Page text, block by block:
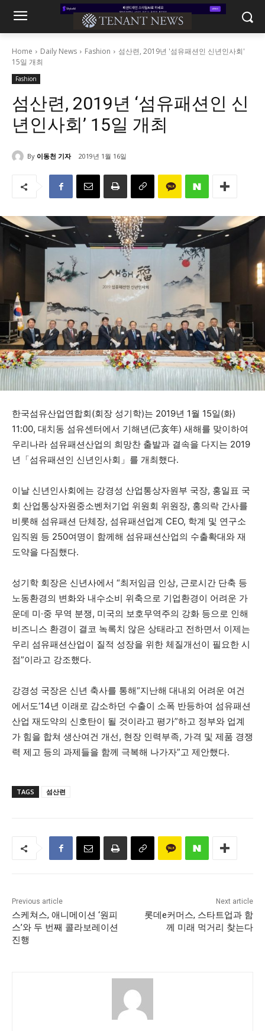
Home Daily News Fashion
섬산련, 2019년 '섬유패션인 신년인사회'
15일 개최
Fashion
섬산련, 2019년 ‘섬유패션인 신
년인사회’ 15일 개최
By 이동천 기자 2019년 1월 16일
한국섬유산업연합회(회장 성기학)는 2019년 1월 15일(화)
11:00, 대치동 섬유센터에서 기해년(己亥年) 새해를 맞이하여
우리나라 섬유패션산업의 희망찬 출발과 결속을 다지는 2019
년「섬유패션인 신년인사회」를 개최했다.
이날 신년인사회에는 강경성 산업통상자원부 국장, 홍일표 국
회 산업통상자원중소벤처기업 위원회 위원장, 홍의락 간사를
비롯해 섬유패션 단체장, 섬유패션업계 CEO, 학계 및 연구소
임직원 등 250여명이 함께해 섬유패션산업의 수출확대와 재
도약을 다짐했다.
성기학 회장은 신년사에서 “최저임금 인상, 근로시간 단축 등
노동환경의 변화와 내수소비 위축으로 기업환경이 어려운 가
운데 미·중 무역 분쟁, 미국의 보호무역주의 강화 등으로 인해
비즈니스 환경이 결코 녹록치 않은 상태라고 전하면서 이제는
우리 섬유패션산업이 질적 성장을 위한 체질개선이 필요한 시
점”이라고 강조했다.
강경성 국장은 신년 축사를 통해“지난해 대내외 어려운 여건
에서도‘14년 이래로 감소하던 수출이 소폭 반등하여 섬유패션
산업 재도약의 신호탄이 될 것이라고 평가”하고 정부와 업계
가 힘을 합쳐 생산여건 개선, 현장 인력부족, 가격 및 제품 경쟁
력 제고 등의 과제들을 함께 극복해 나가자”고 제안했다.
TAGS 섬산련
Previous article
스케쳐스, 애니메이션 ‘원피
스’와 두 번째 콜라보레이션
진행
Next article
롯데e커머스, 스타트업과 함
께 미래 먹거리 찾는다